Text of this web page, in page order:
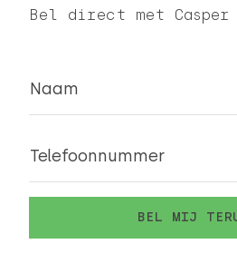
Bel direct met Casper
Naam
Telefoonnummer